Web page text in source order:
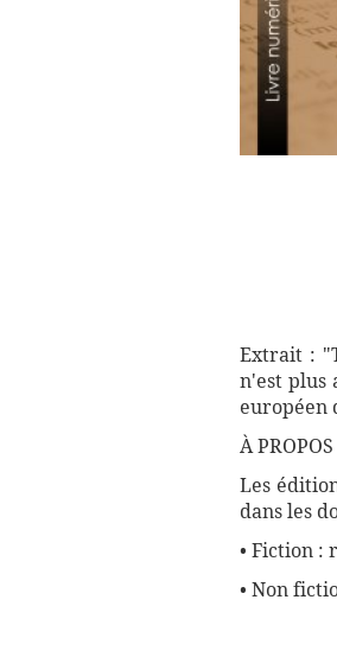
Extrait :
n'est plus
européen
À
Les
dans les
• Fiction :
• Non